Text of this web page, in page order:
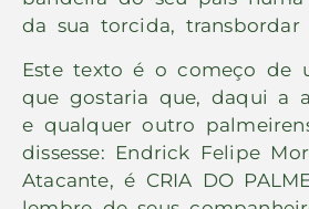
da sua torcida, transbordar
Este texto é o começo de
que gostaria que, daqui a
e qualquer outro
dissesse: Endrick Felipe
Atacante, é CRIA DO